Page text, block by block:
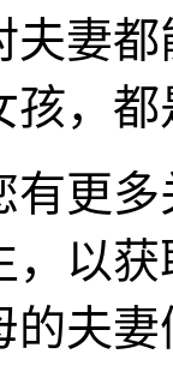
夫妻
孩，
更多
，以
的夫